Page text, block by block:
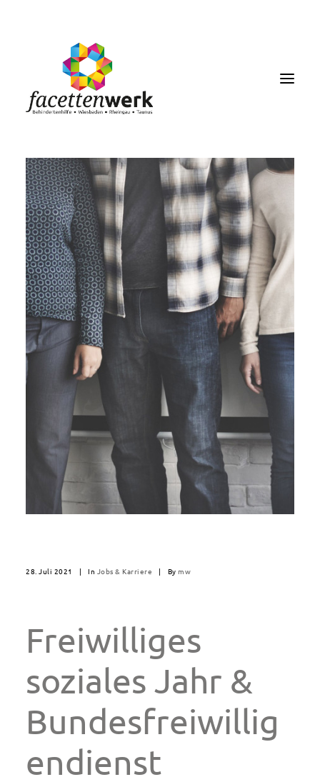
MENU
FACETTENBLOG
JOBS & KARRIERE
28. Juli 2021 | In Jobs & Karriere | By mw
Freiwilliges
soziales Jahr &
Bundesfreiwillig
endienst